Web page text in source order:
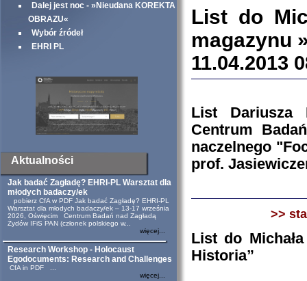
Dalej jest noc - »Nieudana KOREKTA
OBRAZU«
Wybór źródeł
EHRI PL
Aktualności
Jak badać Zagładę? EHRI-PL Warsztat dla
młodych badaczy/ek
pobierz CfA w PDF Jak badać Zagładę? EHRI-PL
Warsztat dla młodych badaczy/ek – 13-17 września
2026, Oświęcim Centrum Badań nad Zagładą
Żydów IFiS PAN (członek polskiego w...
więcej...
Research Workshop - Holocaust
Egodocuments: Research and Challenges
CfA in PDF ...
więcej...
List do
magazynu
11.04.2013
List Dariusza
Centrum
naczelnego
prof.
>>
List do
Historia”